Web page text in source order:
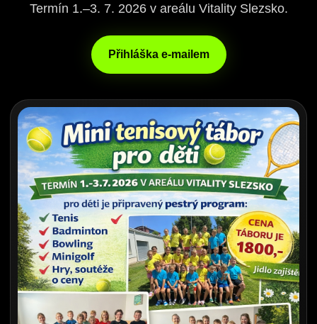
Termín 1.–3. 7. 2026 v areálu Vitality Slezsko.
Přihláška e-mailem